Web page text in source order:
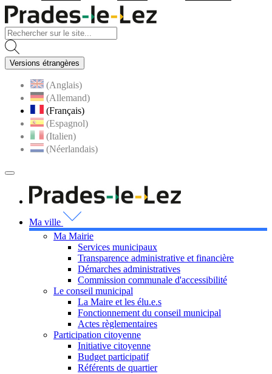
Versions étrangères
(Anglais)
(Allemand)
(Français)
(Espagnol)
(Italien)
(Néerlandais)
MENU
PRINCIPAL
Ma ville
Ma Mairie
Services municipaux
Transparence administrative et financière
Démarches administratives
Commission communale d'accessibilité
Le conseil municipal
La Maire et les élu.e.s
Fonctionnement du conseil municipal
Actes règlementaires
Participation citoyenne
Initiative citoyenne
Budget participatif
Référents de quartier